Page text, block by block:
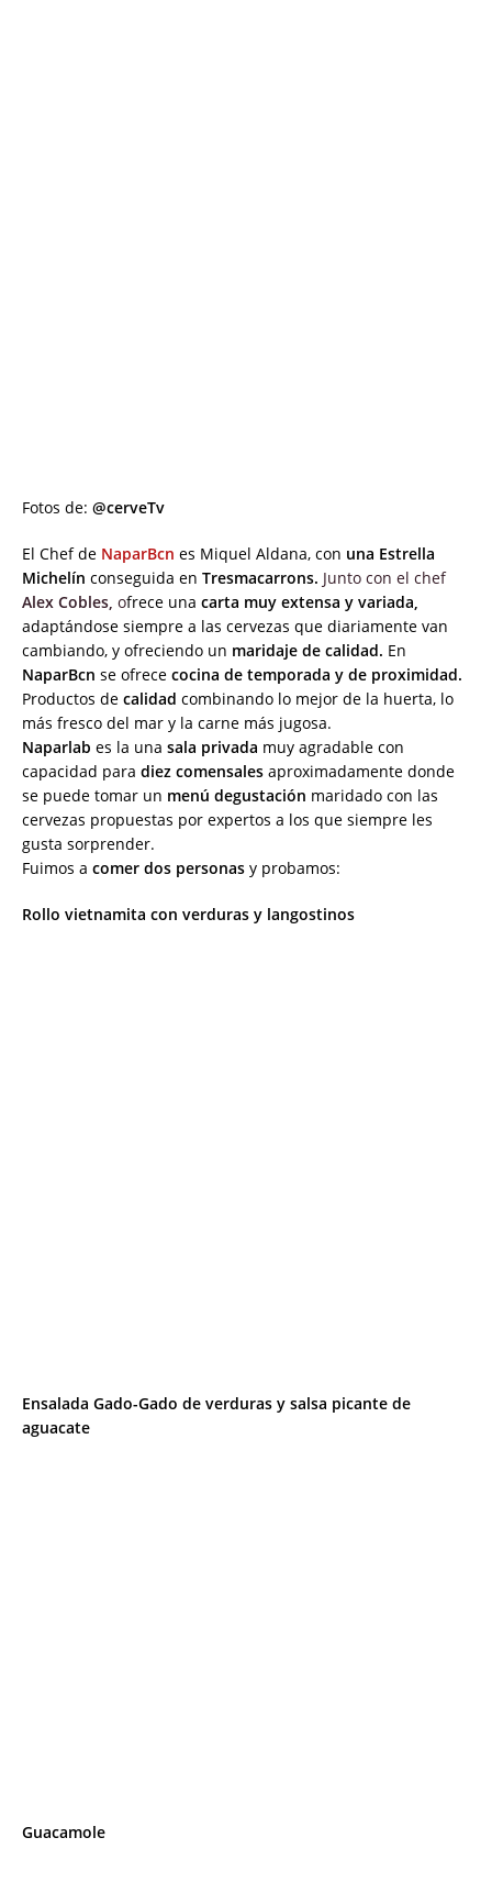
Fotos de: @cerveTv
El Chef de NaparBcn es Miquel Aldana, con una Estrella
Michelín conseguida en Tresmacarrons. Junto con el chef
Alex Cobles, ofrece una carta muy extensa y variada,
adaptándose siempre a las cervezas que diariamente van
cambiando, y ofreciendo un maridaje de calidad. En
NaparBcn se ofrece cocina de temporada y de proximidad.
Productos de calidad combinando lo mejor de la huerta, lo
más fresco del mar y la carne más jugosa.
Naparlab es la una sala privada muy agradable con
capacidad para diez comensales aproximadamente donde
se puede tomar un menú degustación maridado con las
cervezas propuestas por expertos a los que siempre les
gusta sorprender.
Fuimos a comer dos personas y probamos:
Rollo vietnamita con verduras y langostinos
Ensalada Gado-Gado de verduras y salsa picante de
aguacate
Guacamole